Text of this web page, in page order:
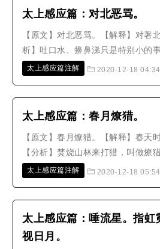
事】有一位富翁，他的住宅旁边..
太上感应篇：对北恶骂。
【原文】对北恶骂。【解释】对著
析】吐口水、擤鼻涕只是特别小的
方吐口水、擤鼻涕尚且都有罪过，
人的口业有四种，其中以恶骂最为严
太上感应篇注解 2020-12-18 04:34
太上感应篇：春月燎猎。
【原文】春月燎猎。【解释】春天
【分析】焚烧山林来打猎，叫做燎
事，太上尚且有明文禁戒，何况焚
道，下则杀害物命，这是最不慈悲
太上感应篇注解 2020-12-18 05:54
太上感应篇：唾流星。指虹
视日月。